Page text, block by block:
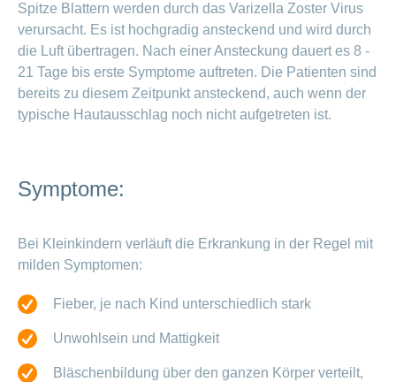
Schreibaby:
Holen Sie
sich Hilfe
Spitze Blattern werden durch das Varizella Zoster Virus
verursacht. Es ist hochgradig ansteckend und wird durch
die Luft übertragen. Nach einer Ansteckung dauert es 8 -
21 Tage bis erste Symptome auftreten. Die Patienten sind
bereits zu diesem Zeitpunkt ansteckend, auch wenn der
typische Hautausschlag noch nicht aufgetreten ist.
Symptome:
Bei Kleinkindern verläuft die Erkrankung in der Regel mit
milden Symptomen:
Fieber, je nach Kind unterschiedlich stark
Unwohlsein und Mattigkeit
Bläschenbildung über den ganzen Körper verteilt,